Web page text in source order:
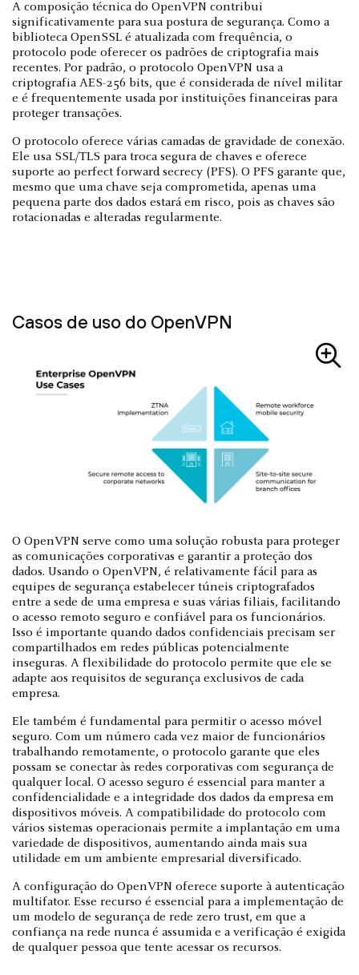
A composição técnica do OpenVPN contribui
significativamente para sua postura de segurança. Como a
biblioteca OpenSSL é atualizada com frequência, o
protocolo pode oferecer os padrões de criptografia mais
recentes. Por padrão, o protocolo OpenVPN usa a
criptografia AES-256 bits, que é considerada de nível militar
e é frequentemente usada por instituições financeiras para
proteger transações.
O protocolo oferece várias camadas de gravidade de conexão.
Ele usa SSL/TLS para troca segura de chaves e oferece
suporte ao perfect forward secrecy (PFS). O PFS garante que,
mesmo que uma chave seja comprometida, apenas uma
pequena parte dos dados estará em risco, pois as chaves são
rotacionadas e alteradas regularmente.
Casos de uso do OpenVPN
O OpenVPN serve como uma solução robusta para proteger
as comunicações corporativas e garantir a proteção dos
dados. Usando o OpenVPN, é relativamente fácil para as
equipes de segurança estabelecer túneis criptografados
entre a sede de uma empresa e suas várias filiais, facilitando
o acesso remoto seguro e confiável para os funcionários.
Isso é importante quando dados confidenciais precisam ser
compartilhados em redes públicas potencialmente
inseguras. A flexibilidade do protocolo permite que ele se
adapte aos requisitos de segurança exclusivos de cada
empresa.
Ele também é fundamental para permitir o acesso móvel
seguro. Com um número cada vez maior de funcionários
trabalhando remotamente, o protocolo garante que eles
possam se conectar às redes corporativas com segurança de
qualquer local. O acesso seguro é essencial para manter a
confidencialidade e a integridade dos dados da empresa em
dispositivos móveis. A compatibilidade do protocolo com
vários sistemas operacionais permite a implantação em uma
variedade de dispositivos, aumentando ainda mais sua
utilidade em um ambiente empresarial diversificado.
A configuração do OpenVPN oferece suporte à autenticação
multifator. Esse recurso é essencial para a implementação de
um modelo de segurança de rede zero trust, em que a
confiança na rede nunca é assumida e a verificação é exigida
de qualquer pessoa que tente acessar os recursos.